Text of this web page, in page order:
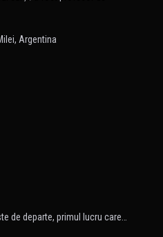
de departe, primul lucru care…